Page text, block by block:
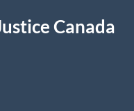
Canada